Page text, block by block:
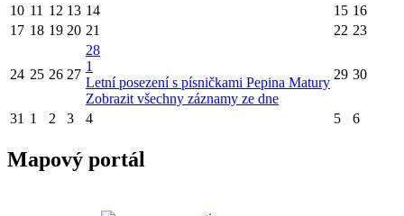
10 11 12 13 14 15 16
17 18 19 20 21 22 23
24 25 26 27
28
1
Letní posezení s písničkami Pepina Matury
Zobrazit všechny záznamy ze dne
29 30
31 1 2 3 4 5 6
Mapový portál